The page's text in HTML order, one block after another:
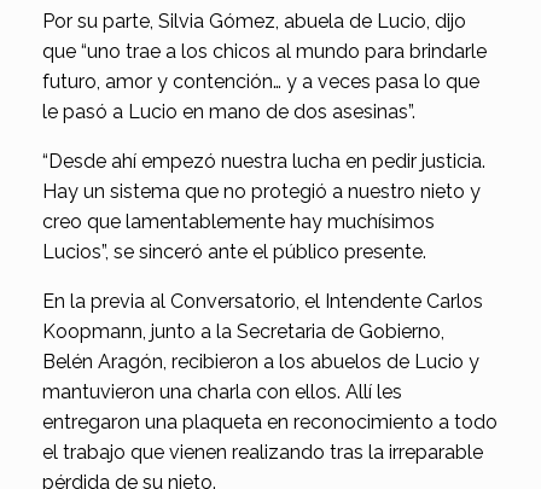
Por su parte, Silvia Gómez, abuela de Lucio, dijo
que “uno trae a los chicos al mundo para brindarle
futuro, amor y contención… y a veces pasa lo que
le pasó a Lucio en mano de dos asesinas”.
“Desde ahí empezó nuestra lucha en pedir justicia.
Hay un sistema que no protegió a nuestro nieto y
creo que lamentablemente hay muchísimos
Lucios”, se sinceró ante el público presente.
En la previa al Conversatorio, el Intendente Carlos
Koopmann, junto a la Secretaria de Gobierno,
Belén Aragón, recibieron a los abuelos de Lucio y
mantuvieron una charla con ellos. Allí les
entregaron una plaqueta en reconocimiento a todo
el trabajo que vienen realizando tras la irreparable
pérdida de su nieto.